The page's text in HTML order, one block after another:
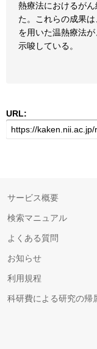
熱療法におけるが
た。これらの成果
を用いた温熱療法
示唆している。
URL:
サービス概要
検索マニュアル
よくある質問
お知らせ
利用規程
科研費による研究の帰